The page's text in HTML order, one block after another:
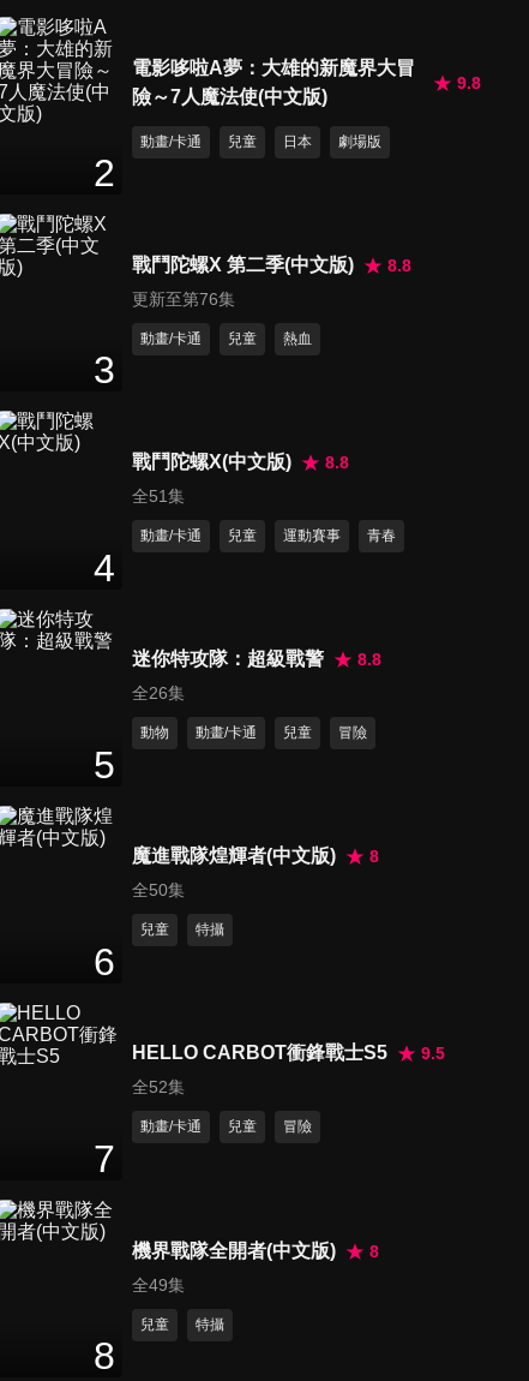
11 分鐘
第40集 撕貼畫兔子
10
11分鐘
11 分鐘
第47集 塗畫雨中奇景
第48集 蜜蜂家園
11分鐘
2
電影哆啦A夢：大雄的新魔界大冒
險～7人魔法使(中文版)
9.8
動畫/卡通 兒童 日本 劇場版
3
戰鬥陀螺X 第二季(中文版)
8.8
更新至第76集
動畫/卡通 兒童 熱血
4
戰鬥陀螺X(中文版)
8.8
全51集
動畫/卡通 兒童 運動賽事 青春
5
迷你特攻隊：超級戰警
8.8
全26集
動物 動畫/卡通 兒童 冒險
6
魔進戰隊煌輝者(中文版)
8
全50集
兒童 特攝
7
HELLO CARBOT衝鋒戰士S5
9.5
全52集
動畫/卡通 兒童 冒險
8
機界戰隊全開者(中文版)
8
全49集
兒童 特攝